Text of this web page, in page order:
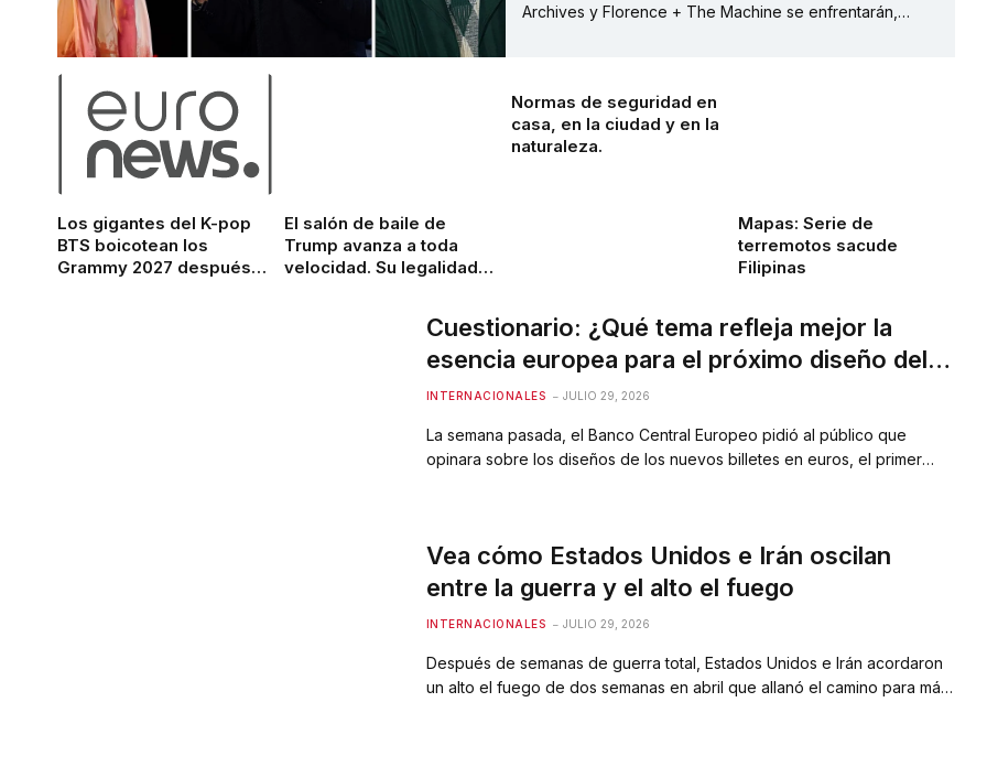
Archives y Florence + The Machine se enfrentarán,
Los gigantes del K-pop
BTS boicotean los
Grammy 2027 después
El salón de baile de
Trump avanza a toda
velocidad. Su legalidad
Normas de seguridad en
casa, en la ciudad y en la
naturaleza.
Mapas: Serie de
terremotos sacude
Filipinas
Cuestionario: ¿Qué tema refleja mejor la
esencia europea para el próximo diseño del
euro?
INTERNACIONALES JULIO 29, 2026
La semana pasada, el Banco Central Europeo pidió al público que
opinara sobre los diseños de los nuevos billetes en euros, el primer
Vea cómo Estados Unidos e Irán oscilan
entre la guerra y el alto el fuego
INTERNACIONALES JULIO 29, 2026
Después de semanas de guerra total, Estados Unidos e Irán acordaron
un alto el fuego de dos semanas en abril que allanó el camino para más